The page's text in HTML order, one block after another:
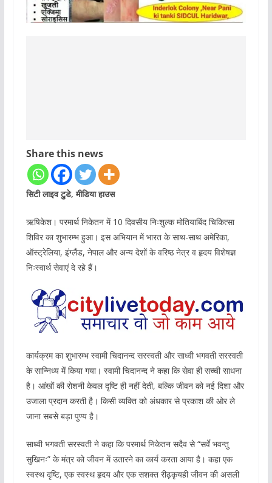
Share this news
सिटी लाइव टुडे, मीडिया हाउस
ऋषिकेश। परमार्थ निकेतन में 10 दिवसीय निःशुल्क मोतियाबिंद चिकित्सा
शिविर का शुभारम्भ हुआ। इस अभियान में भारत के साथ-साथ अमेरिका,
ऑस्ट्रेलिया, इंग्लैंड, नेपाल और अन्य देशों के वरिष्ठ नेत्र व हृदय विशेषज्ञ
निःस्वार्थ सेवाएं दे रहे हैं।
कार्यक्रम का शुभारम्भ स्वामी चिदानन्द सरस्वती और साध्वी भगवती सरस्वती
के सान्निध्य में किया गया। स्वामी चिदानन्द ने कहा कि सेवा ही सच्ची साधना
है। आंखों की रोशनी केवल दृष्टि ही नहीं देती, बल्कि जीवन को नई दिशा और
उजाला प्रदान करती है। किसी व्यक्ति को अंधकार से प्रकाश की ओर ले
जाना सबसे बड़ा पुण्य है।
साध्वी भगवती सरस्वती ने कहा कि परमार्थ निकेतन सदैव से “सर्वे भवन्तु
सुखिनः” के मंत्र को जीवन में उतारने का कार्य करता आया है। कहा एक
स्वस्थ दृष्टि, एक स्वस्थ हृदय और एक सशक्त रीढ़कृयही जीवन की असली